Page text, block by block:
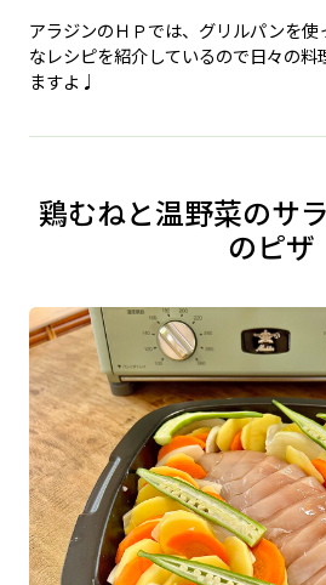
アラジンのＨＰでは、グリルパンを使
なレシピを紹介しているので日々の
ますよ♩
鶏むねと温野菜のサ
のピザ